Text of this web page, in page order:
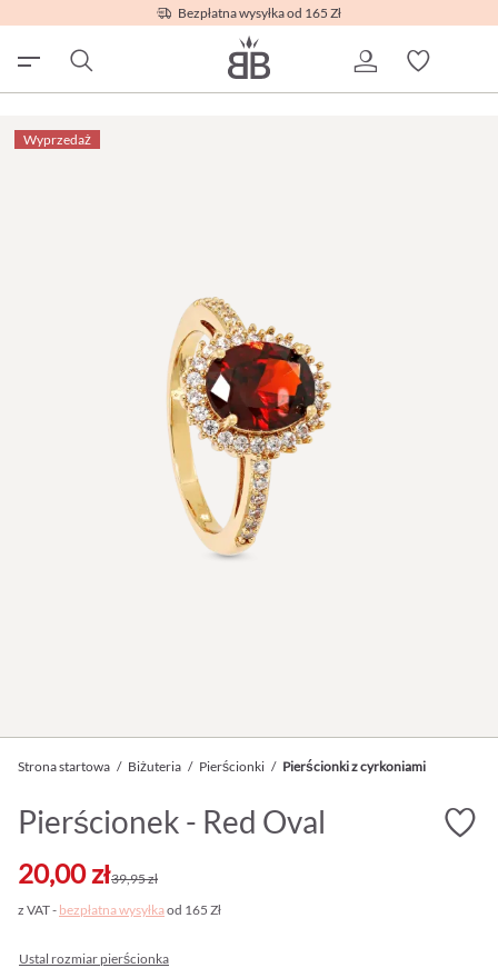
Bezpłatna wysyłka od 165 Zł
Wyprzedaż
Wyprzedaż
Strona startowa / Biżuteria / Pierścionki / Pierścionki z cyrkoniami
Pierścionek - Red Oval
20,00 zł39,95 zł
z VAT - bezpłatna wysyłkaod 165 Zł
Ustal rozmiar pierścionka